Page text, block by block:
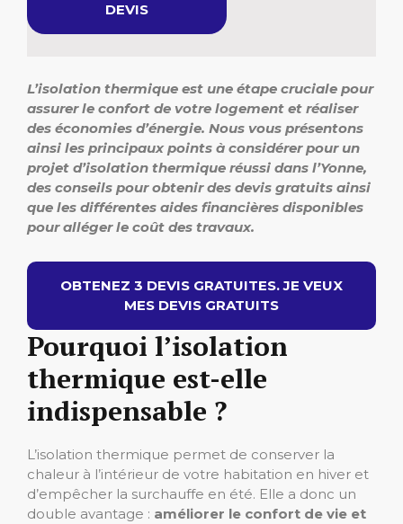
DEVIS
L’isolation thermique est une étape cruciale pour
assurer le confort de votre logement et réaliser
des économies d’énergie. Nous vous présentons
ainsi les principaux points à considérer pour un
projet d’isolation thermique réussi dans l’Yonne,
des conseils pour obtenir des devis gratuits ainsi
que les différentes aides financières disponibles
pour alléger le coût des travaux.
OBTENEZ 3 DEVIS GRATUITES. JE VEUX
MES DEVIS GRATUITS
Pourquoi l’isolation
thermique est-elle
indispensable ?
L’isolation thermique permet de conserver la
chaleur à l’intérieur de votre habitation en hiver et
d’empêcher la surchauffe en été. Elle a donc un
double avantage : améliorer le confort de vie et